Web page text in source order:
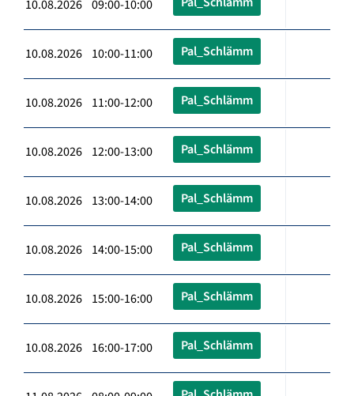
10.08.2026 09:00-10:00
10.08.2026 10:00-11:00 Pal_Schlämm
10.08.2026 11:00-12:00 Pal_Schlämm
10.08.2026 12:00-13:00 Pal_Schlämm
10.08.2026 13:00-14:00 Pal_Schlämm
10.08.2026 14:00-15:00 Pal_Schlämm
10.08.2026 15:00-16:00 Pal_Schlämm
10.08.2026 16:00-17:00 Pal_Schlämm